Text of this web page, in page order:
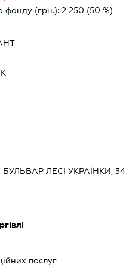
фонду (грн.):2 250 (50 %)
БУЛЬВАР ЛЕСІ УКРАЇНКИ, 34
послуг